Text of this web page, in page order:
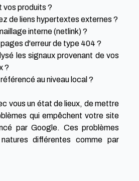
vos produits ?
de liens hypertextes externes ?
interne (netlink) ?
d'erreur de type 404 ?
les signaux provenant de vos
?
au niveau local ?
vous un état de lieux, de mettre
qui empêchent votre site
par Google. Ces problèmes
différentes comme par